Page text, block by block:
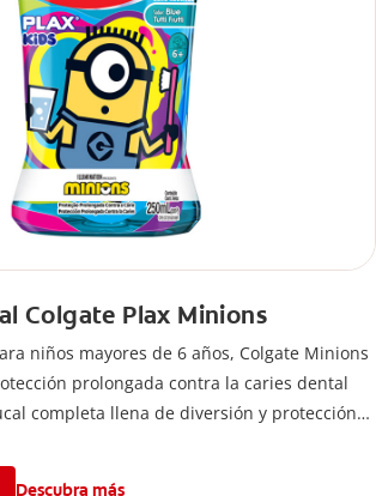
Colgate Plax Minions
niños mayores de 6 años, Colgate Minions
prolongada contra la caries dental
completa llena de diversión y protección
Descubra más